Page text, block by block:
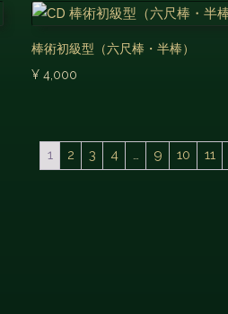
棒術初級型（六尺棒・半棒）
¥ 4,000
1 2 3 4 … 9 10 11